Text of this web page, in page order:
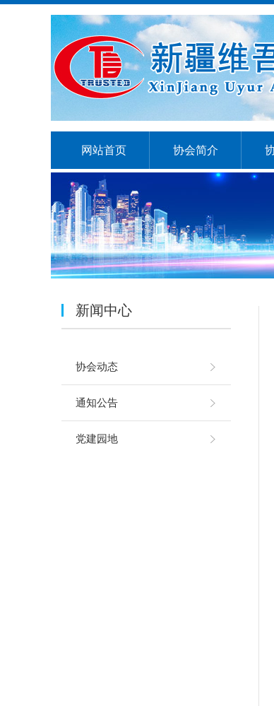
网站首页 协会简介
新闻中心
协会动态
通知公告
党建园地